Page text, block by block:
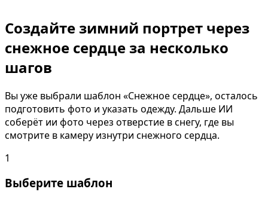
Создайте зимний портрет через
снежное сердце за несколько
шагов
Вы уже выбрали шаблон «Снежное сердце», осталось
подготовить фото и указать одежду. Дальше ИИ
соберёт ии фото через отверстие в снегу, где вы
смотрите в камеру изнутри снежного сердца.
1
Выберите шаблон